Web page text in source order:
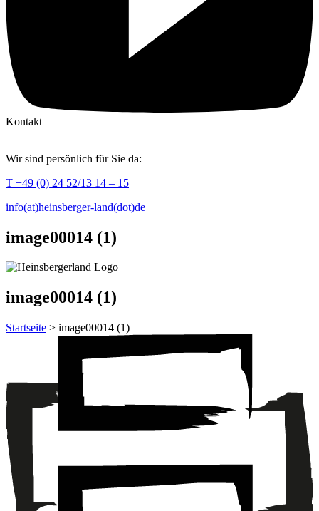
Kontakt
Wir sind persönlich für Sie da:
T +49 (0) 24 52/13 14 – 15
info(at)heinsberger-land(dot)de
image00014 (1)
image00014 (1)
Startseite > image00014 (1)